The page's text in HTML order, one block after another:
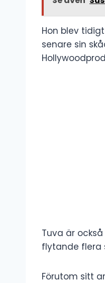
Hon blev
senare sin
Tuva är
flytande flera
Förutom sitt